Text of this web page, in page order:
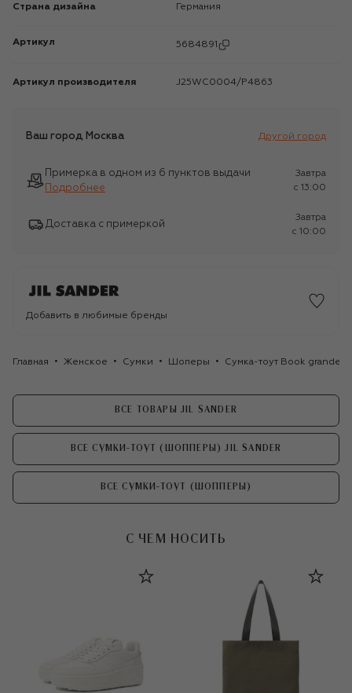
Страна дизайна Германия
Артикул 5684891
Артикул производителя J25WC0004/P4863
Ваш город Москва Другой город
Примерка в одном из 6 пунктов выдачи
Подробнее
Завтра
c 13:00
Доставка с примеркой
Завтра
c 10:00
Добавить в любимые бренды
Главная Женское Сумки Шоперы Сумка-тоут Book grande
ВСЕ ТОВАРЫ JIL SANDER
ВСЕ СУМКИ-ТОУТ (ШОППЕРЫ) JIL SANDER
ВСЕ СУМКИ-ТОУТ (ШОППЕРЫ)
С ЧЕМ НОСИТЬ